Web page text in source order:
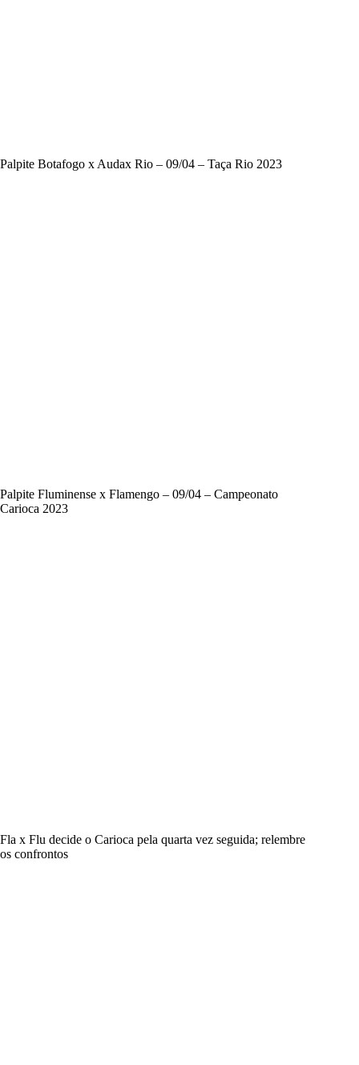
Palpite Botafogo x Audax Rio – 09/04 – Taça Rio 2023
Palpite Fluminense x Flamengo – 09/04 – Campeonato
Carioca 2023
Fla x Flu decide o Carioca pela quarta vez seguida; relembre
os confrontos